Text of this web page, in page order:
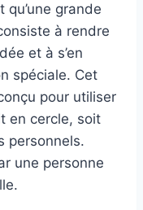
grande
à rendre
et à s’en
spéciale. Cet
pour utiliser
en cercle, soit
personnels.
une personne